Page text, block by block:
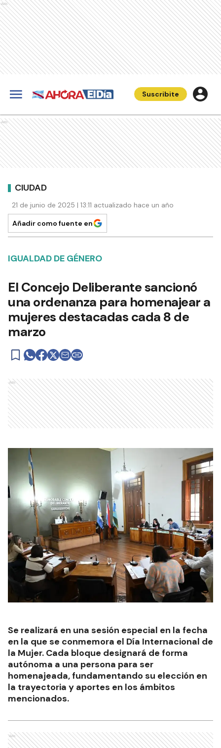
Ads
Suscribite
Ads
CIUDAD
21 de junio de 2025 | 13:11 actualizado hace un año
Añadir como fuente en
IGUALDAD DE GÉNERO
El Concejo Deliberante sancionó
una ordenanza para homenajear a
mujeres destacadas cada 8 de
marzo
Ads
Se realizará en una sesión especial en la fecha
en la que se conmemora el Día Internacional de
la Mujer. Cada bloque designará de forma
autónoma a una persona para ser
homenajeada, fundamentando su elección en
la trayectoria y aportes en los ámbitos
mencionados.
Ads